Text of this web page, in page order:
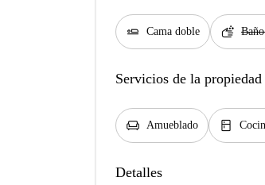
airline_seat_flat Cama doble soap
Servicios de la propiedad
chair Amueblado kitchen
Detalles